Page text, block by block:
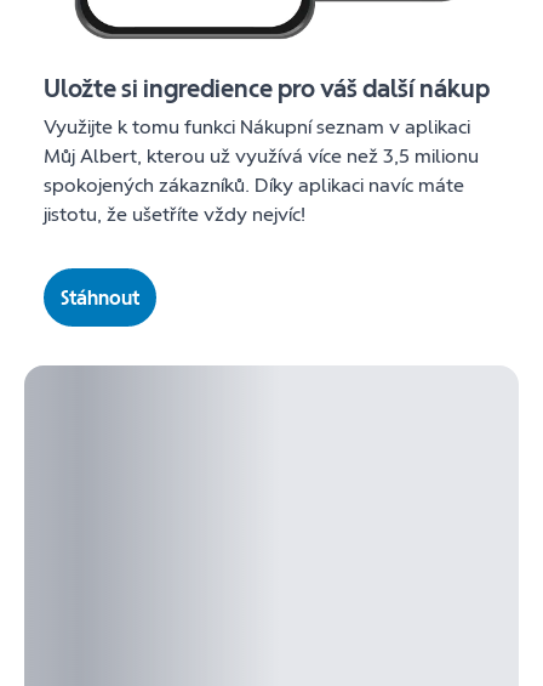
Uložte si ingredience pro váš další nákup
Využijte k tomu funkci Nákupní seznam v aplikaci
Můj Albert, kterou už využívá více než 3,5 milionu
spokojených zákazníků. Díky aplikaci navíc máte
jistotu, že ušetříte vždy nejvíc!
Stáhnout